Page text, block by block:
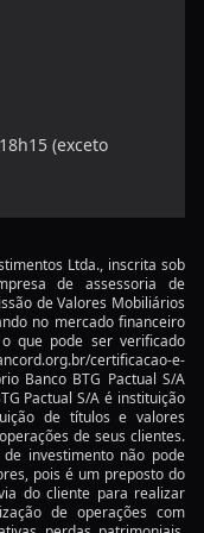
Segurança
e os novos
nas big techs e o
de investir em
investimentos
Assegurar o
(exceto
Ltda., inscrita sob
de assessoria de
de Valores Mobiliários
no mercado financeiro
que pode ser verificado
certificacao-e-
Banco BTG Pactual S/A
Pactual S/A é instituição
de títulos e valores
de seus clientes.
investimento não pode
pois é um preposto do
do cliente para realizar
de operações com